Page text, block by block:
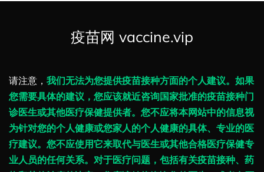
疫苗网 vaccine.vip
请注意， 我们无法为您提供疫苗接种方面的个人建议。如果
您需要具体的建议，您应该就近咨询国家批准的疫苗接种门
诊医生或其他医疗保健提供者。您不应将本网站中的信息视
为针对您的个人健康或您家人的个人健康的具体、专业的医
疗建议。您不应使用它来取代与医生或其他合格医疗保健专
业人员的任何关系。对于医疗问题，包括有关疫苗接种、药